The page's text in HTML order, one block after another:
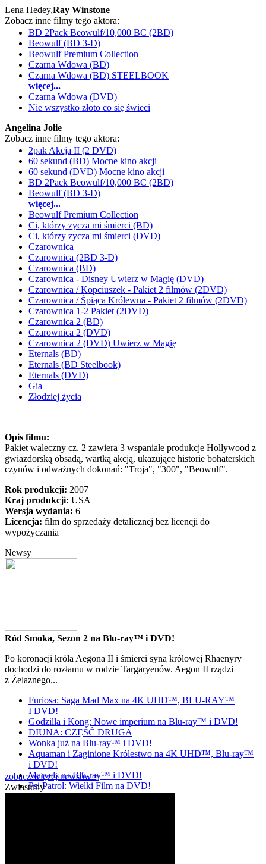
Lena Hedey,Ray Winstone
Zobacz inne filmy tego aktora:
BD 2Pack Beowulf/10,000 BC (2BD)
Beowulf (BD 3-D)
Beowulf Premium Collection
Czarna Wdowa (BD)
Czarna Wdowa (BD) STEELBOOK
więcej...
Czarna Wdowa (DVD)
Nie wszystko złoto co się świeci
Angelina Jolie
Zobacz inne filmy tego aktora:
2pak Akcja II (2 DVD)
60 sekund (BD) Mocne kino akcji
60 sekund (DVD) Mocne kino akcji
BD 2Pack Beowulf/10,000 BC (2BD)
Beowulf (BD 3-D)
więcej...
Beowulf Premium Collection
Ci, którzy zycza mi śmierci (BD)
Ci, którzy zycza mi śmierci (DVD)
Czarownica
Czarownica (2BD 3-D)
Czarownica (BD)
Czarownica - Disney Uwierz w Magię (DVD)
Czarownica / Kopciuszek - Pakiet 2 filmów (2DVD)
Czarownica / Śpiąca Królewna - Pakiet 2 filmów (2DVD)
Czarownica 1-2 Pakiet (2DVD)
Czarownica 2 (BD)
Czarownica 2 (DVD)
Czarownica 2 (DVD) Uwierz w Magię
Eternals (BD)
Eternals (BD Steelbook)
Eternals (DVD)
Gia
Złodziej życia
Opis filmu:
Pakiet waleczny cz. 2 zawiera 3 wspaniałe produkcje Hollywood z
gwiazdorską obsadą, wartką akcją, ukazujące historie bohaterskich
czynów i odważnych dokonań: "Troja", "300", "Beowulf".
Rok produkcji: 2007
Kraj produkcji: USA
Wersja wydania: 6
Licencja: film do sprzedaży detalicznej bez licencji do
wypożyczania
Newsy
Ród Smoka, Sezon 2 na Blu-ray™ i DVD!
Po koronacji króla Aegona II i śmierci syna królowej Rhaenyry
dochodzi do rozłamu w rodzie Targaryenów. Aegon II rządzi
z Żelaznego...
Furiosa: Saga Mad Max na 4K UHD™, BLU-RAY™
I DVD!
Godzilla i Kong: Nowe imperium na Blu-ray™ i DVD!
DIUNA: CZĘŚĆ DRUGA
Wonka już na Blu-ray™ i DVD!
Aquaman i Zaginione Królestwo na 4K UHD™, Blu-ray™
i DVD!
Marvels na Blu-ray™ i DVD!
Psi Patrol: Wielki Film na DVD!
zobacz więcej newsów »
Zwiastuny